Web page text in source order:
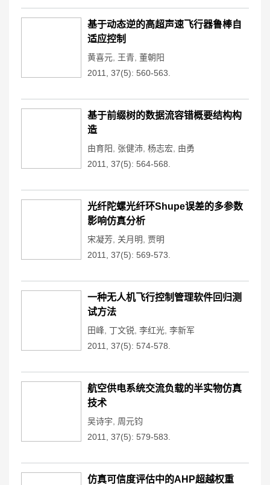
基于动态逆的高超声速飞行器鲁棒自
适应控制
黄喜元 王青 董朝阳
2011, 37(5): 560-563.
基于前缀树的数据流容错概要结构构
造
由育阳 张健沛 杨志宏 由勇
2011, 37(5): 564-568.
光纤陀螺光纤环Shupe误差的多参数
影响仿真分析
宋凝芳 关月明
贾明
2011, 37(5): 569-573.
一种无人机飞行控制管理软件回归测
试方法
田峰 丁文锐 李红光 李新军
2011, 37(5): 574-578.
航空供电系统交流负载的半实物仿真
技术
吴诗宇
周元钧
2011, 37(5): 579-583.
仿真可信度评估中的AHP超越权重